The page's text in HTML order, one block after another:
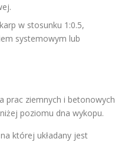
w stosunku 1:0.5,
systemowym lub
prac ziemnych i betonowych
poziomu dna wykopu.
której układany jest